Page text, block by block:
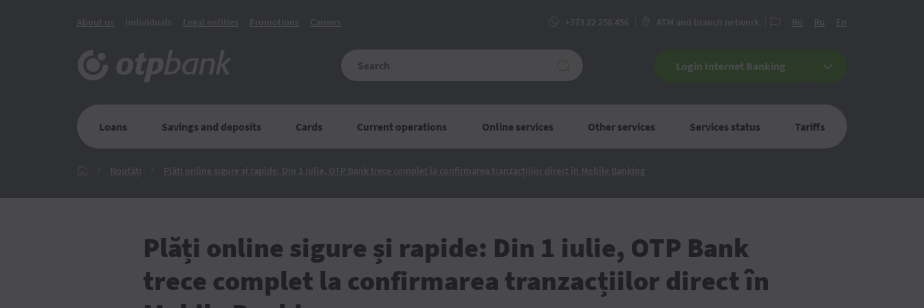
About us Individuals Legal entities Promotions Сareers +373 22 256 456 ATM and branch network Ro Ru En
Login Internet Banking
Loans Savings and deposits Cards Current operations Online services Other services Services status Tariffs
Noutăți NoutățiPlăți online sigure și rapide: Din 1 iulie, OTP Bank trece complet la confirmarea tranzacțiilor direct în Mobile BankingPlăți
iulie,
OTP
trece
complet
Plăți online sigure și rapide: Din 1 iulie, OTP Bank
trece complet la confirmarea tranzacțiilor direct în